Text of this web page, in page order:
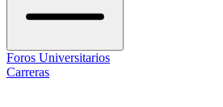
Foros Universitarios
Carreras